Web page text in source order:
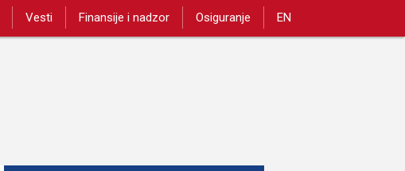
Vesti Finansije i nadzor Osiguranje EN